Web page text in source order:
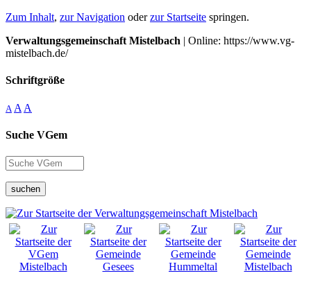
Zum Inhalt, zur Navigation oderzur Startseite springen.
Verwaltungsgemeinschaft Mistelbach | Online: https://www.vg-
mistelbach.de/
Schriftgröße
A A A
Suche VGem
suchen